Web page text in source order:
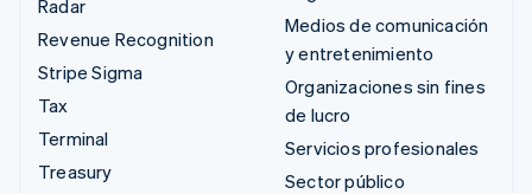
Radar
Revenue Recognition
Stripe Sigma
Tax
Terminal
Treasury
Medios de comunicación
y entretenimiento
Organizaciones sin fines
de lucro
Servicios profesionales
Sector público